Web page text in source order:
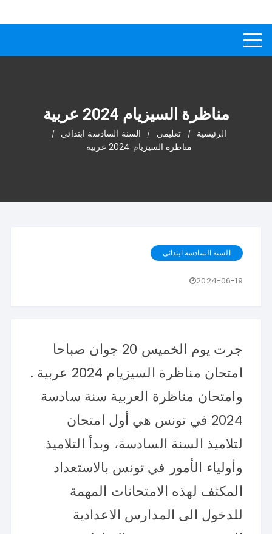
المحتوى
مناظرة السيزيام 2024 عربية
الرئيسية تعليمي
السنة السادسة ابتدائي
مناظرة السيزيام 2024 عربية
السنة السادسة ابتدائي
2024-06-19
جرت يوم الخميس 20 جوان صباحا
امتحان مناظرة السيزيام 2024 عربية .
وامتحان مناظرة العربية سنة سادسة
2024 في تونس هي أول امتحان
لتلاميذ السنة السادسة، وبدأ التلاميذ
وأولياء الأمور في تونس بالاستعداد
المكثف لهذه الامتحانات المهمة
للدخول الى المدارس الاعدادية